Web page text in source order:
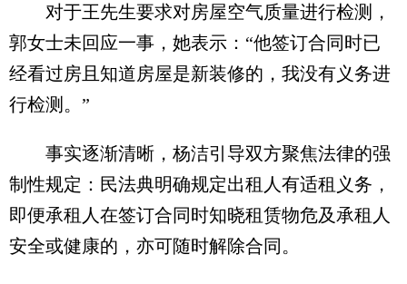
对于王先生要求对房屋空气质量进行检测，
郭女士未回应一事，她表示：“他签订合同时已
经看过房且知道房屋是新装修的，我没有义务进
行检测。”
事实逐渐清晰，杨洁引导双方聚焦法律的强
制性规定：民法典明确规定出租人有适租义务，
即便承租人在签订合同时知晓租赁物危及承租人
安全或健康的，亦可随时解除合同。